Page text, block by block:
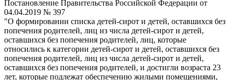
Постановление Правительства Российской Федерации от
04.04.2019 № 397
"О формировании списка детей-сирот и детей, оставшихся без
попечения родителей, лиц из числа детей-сирот и детей,
оставшихся без попечения родителей, лиц, которые
относились к категории детей-сирот и детей, оставшихся без
попечения родителей, лиц из числа детей-сирот и детей,
оставшихся без попечения родителей, и достигли возраста 23
лет, которые подлежат обеспечению жилыми помещениями,